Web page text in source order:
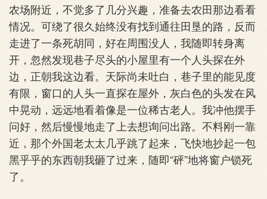
农场附近，不觉多了几分兴趣，准备去农田那边看看
情况。可绕了很久始终没有找到通往田垦的路，反而
走进了一条死胡同，好在周围没人，我随即转身离
开，忽然发现巷子尽头的小屋里有一个人头探在外
边，正朝我这边看。天际尚未吐白，巷子里的能见度
有限，窗口的人头一直探在屋外，灰白色的头发在风
中晃动，远远地看着像是一位稀古老人。我冲他摆手
问好，然后慢慢地走了上去想询问出路。不料刚一靠
近，那个外国老太太几乎跳了起来，飞快地抄起一包
黑乎乎的东西朝我砸了过来，随即“砰”地将窗户锁死
了。